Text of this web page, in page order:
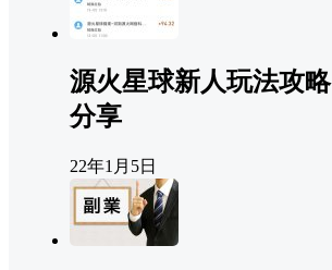
源火星球新人玩法攻略
分享
22年1月5日